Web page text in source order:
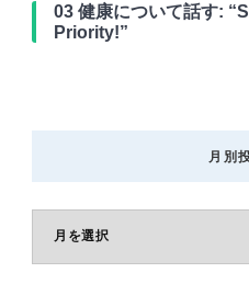
03 健康について話す:
Priority!”
月別